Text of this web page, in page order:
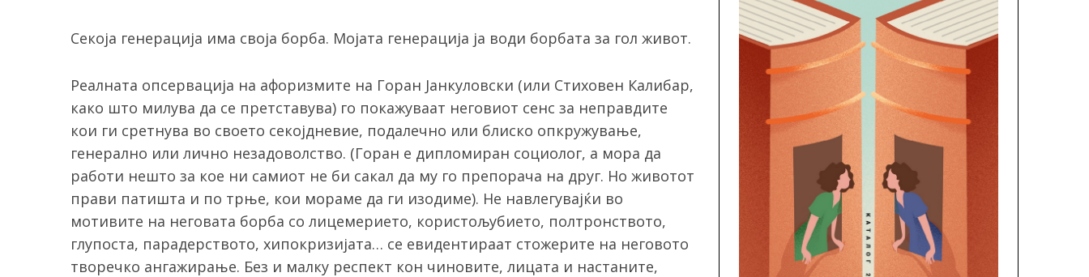
Секоја генерација има своја борба. Мојата генерација ја води борбата за гол живот.
Реалната опсервација на афоризмите на Горан Јанкуловски (или Стиховен Калибар,
како што милува да се претставува) го покажуваат неговиот сенс за неправдите
кои ги сретнува во своето секојдневие, подалечно или блиско опкружување,
генерално или лично незадоволство. (Горан е дипломиран социолог, а мора да
работи нешто за кое ни самиот не би сакал да му го препорача на друг. Но животот
прави патишта и по трње, кои мораме да ги изодиме). Не навлегувајќи во
мотивите на неговата борба со лицемерието, користољубието, полтронството,
глупоста, парадерството, хипокризијата… се евидентираат стожерите на неговото
творечко ангажирање. Без и малку респект кон чиновите, лицата и настаните,